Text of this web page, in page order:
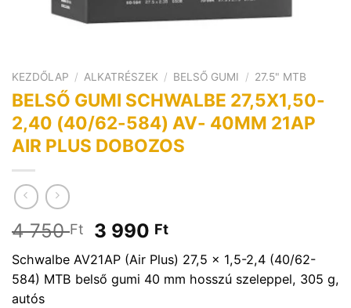
KEZDŐLAP / ALKATRÉSZEK / BELSŐ GUMI / 27.5" MTB
BELSŐ GUMI SCHWALBE 27,5X1,50-
2,40 (40/62-584) AV- 40MM 21AP
AIR PLUS DOBOZOS
4 750Ft
Original
price
was:
4
3 990 FtCurrent
price
is:
3
Schwalbe AV21AP (Air Plus) 27,5 x 1,5-2,4 (40/62-
584) MTB belső gumi 40 mm hosszú szeleppel, 305 g,
autós